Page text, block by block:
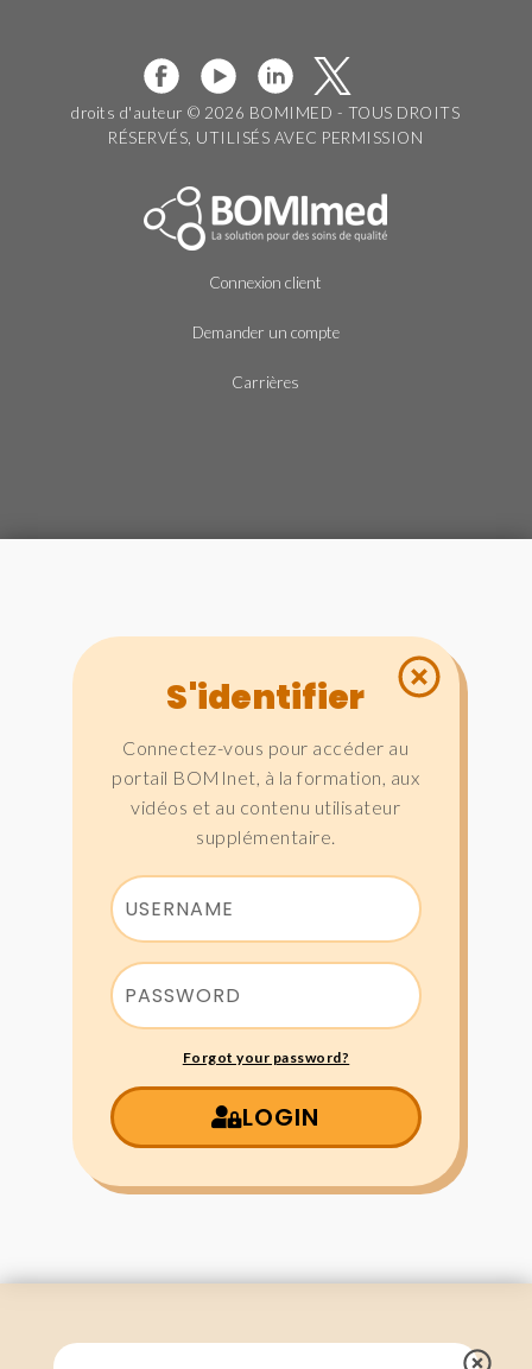
droits d'auteur © 2026 BOMIMED - TOUS DROITS
RÉSERVÉS, UTILISÉS AVEC PERMISSION
Connexion client
Demander un compte
Carrières
S'identifier
Connectez-vous pour accéder au
portail BOMInet, à la formation, aux
vidéos et au contenu utilisateur
supplémentaire.
Forgot your password?
LOGIN